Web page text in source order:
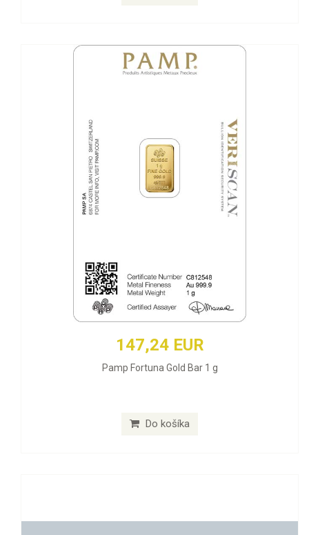
147,24 EUR
Pamp Fortuna Gold Bar 1 g
Do košíka